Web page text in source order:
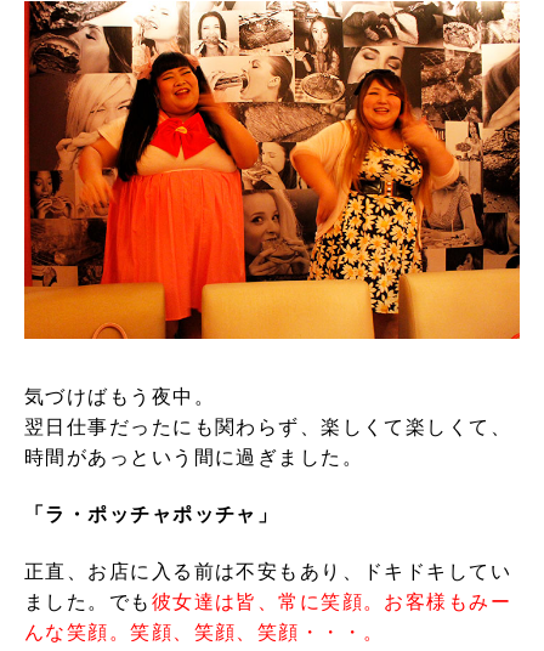
気づけばもう夜中。
翌日仕事だったにも関わらず、楽しくて楽しくて、
時間があっという間に過ぎました。
「ラ・ポッチャポッチャ」
正直、お店に入る前は不安もあり、ドキドキしてい
ました。でも 彼女達は皆、常に笑顔。お客様もみー
んな笑顔。笑顔、笑顔、笑顔・・・。